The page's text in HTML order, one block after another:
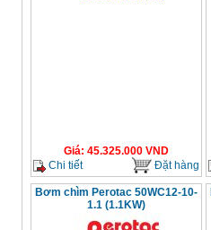
Giá: 45.325.000VND
Chi tiết
Đặt hàng
Bơm chìm Perotac 50WC12-10-
1.1 (1.1KW)